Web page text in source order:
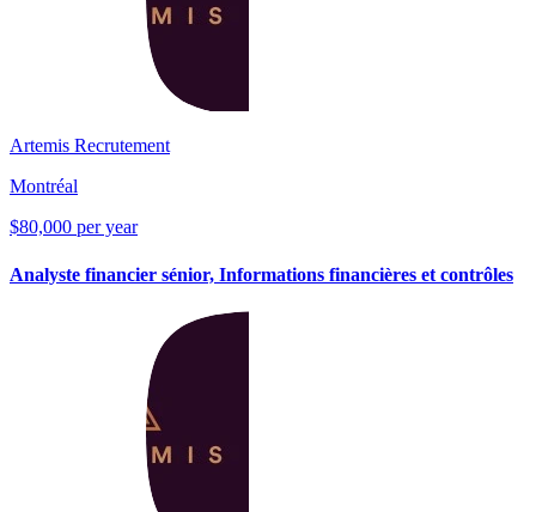
Artemis Recrutement
Montréal
$80,000 per year
Analyste financier sénior, Informations financières et contrôles